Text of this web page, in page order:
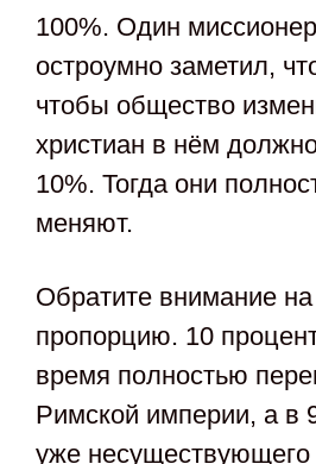
100%. Один
остроумно заметил,
чтобы общество
христиан в нём
10%. Тогда они
меняют.
Обратите внимание на
пропорцию. 10
время полностью
Римской империи, а в
уже